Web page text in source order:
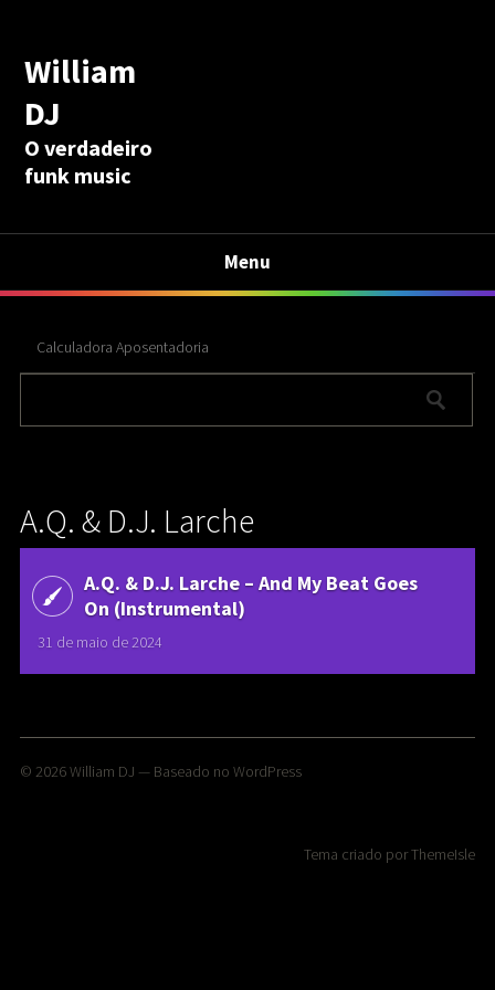
William
DJ
O verdadeiro
funk music
Menu
Calculadora Aposentadoria
A.Q. & D.J. Larche
A.Q. & D.J. Larche ‎– And My Beat Goes
On (Instrumental)
31 de maio de 2024
© 2026William DJ — Baseado no WordPress
Tema criado porThemeIsle